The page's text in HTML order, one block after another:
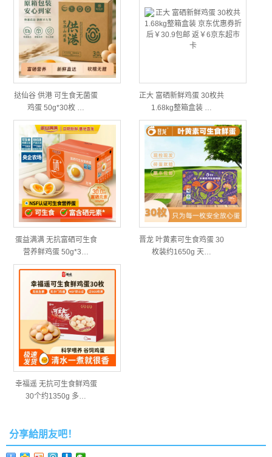
挞仙谷 供港 可生食无菌蛋
鸡蛋 50g*30枚 …
正大 富硒新鲜鸡蛋 30枚共
1.68kg整箱盒装 …
蛋益满满 无抗富硒可生食
营养鲜鸡蛋 50g*3…
晋龙 叶黄素可生食鸡蛋 30
枚装约1650g 天…
幸福遥 无抗可生食鲜鸡蛋
30个约1350g 多…
分享給朋友吧！